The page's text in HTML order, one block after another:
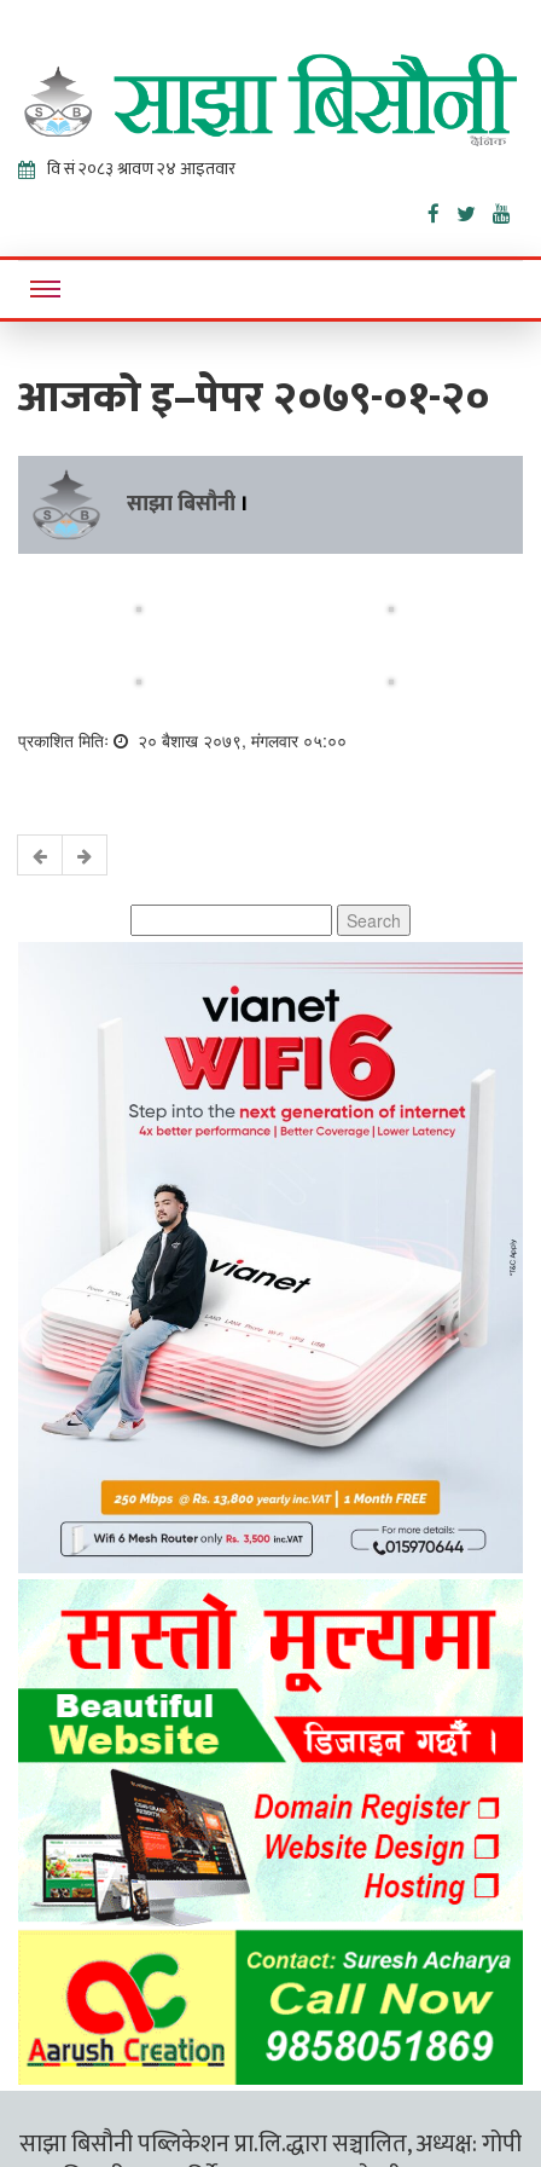
Sajha
Bisaunee
Online News Portal
आजको इ–पेपर २०७९-०१-२०
साझा बिसौनी ।
प्रकाशित मितिः २० बैशाख २०७९, मंगलवार ०५:००
for:
साझा बिसौनी पब्लिकेशन प्रा.लि.द्धारा सञ्चालित, अध्यक्ष: गोपी